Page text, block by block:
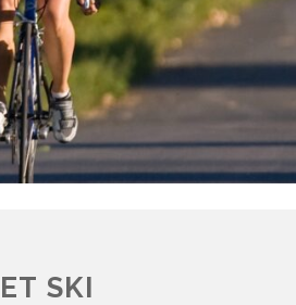
SKI